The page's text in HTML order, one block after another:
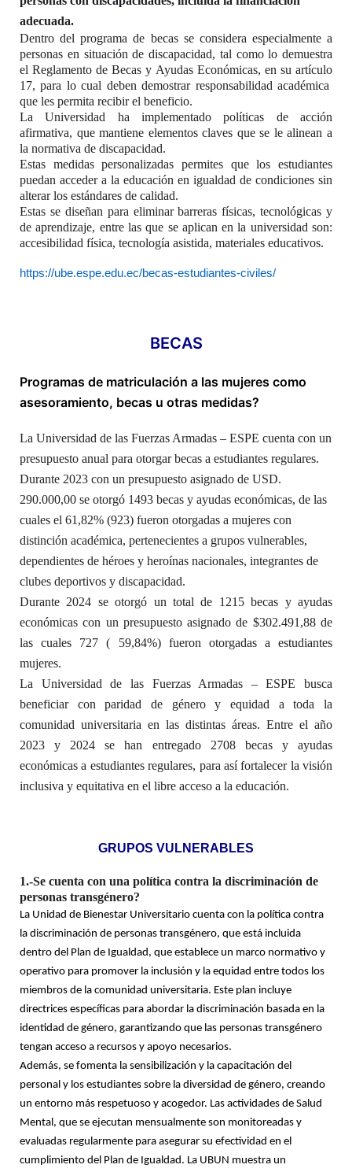
adecuada.
Dentro del programa de becas se considera especialmente a
personas en situación de discapacidad, tal como lo demuestra
el Reglamento de Becas y Ayudas Económicas, en su artículo
17, para lo cual deben demostrar responsabilidad académica
que les permita recibir el beneficio.
La Universidad ha implementado políticas de acción
afirmativa, que mantiene elementos claves que se le alinean a
la normativa de discapacidad.
Estas medidas personalizadas permites que los estudiantes
puedan acceder a la educación en igualdad de condiciones sin
alterar los estándares de calidad.
Estas se diseñan para eliminar barreras físicas, tecnológicas y
de aprendizaje, entre las que se aplican en la universidad son:
accesibilidad física, tecnología asistida, materiales educativos.
https://ube.espe.edu.ec/becas-estudiantes-civiles/
BECAS
Programas de matriculación a las mujeres como
asesoramiento, becas u otras medidas?
La Universidad de las Fuerzas Armadas – ESPE cuenta con un
presupuesto anual para otorgar becas a estudiantes regulares.
Durante 2023 con un presupuesto asignado de USD.
290.000,00 se otorgó 1493 becas y ayudas económicas, de las
cuales el 61,82% (923) fueron otorgadas a mujeres con
distinción académica, pertenecientes a grupos vulnerables,
dependientes de héroes y heroínas nacionales, integrantes de
clubes deportivos y discapacidad.
Durante 2024 se otorgó un total de 1215 becas y ayudas
económicas con un presupuesto asignado de $302.491,88 de
las cuales 727 ( 59,84%) fueron otorgadas a estudiantes
mujeres.
La Universidad de las Fuerzas Armadas – ESPE busca
beneficiar con paridad de género y equidad a toda la
comunidad universitaria en las distintas áreas. Entre el año
2023 y 2024 se han entregado 2708 becas y ayudas
económicas a estudiantes regulares, para así fortalecer la visión
inclusiva y equitativa en el libre acceso a la educación.
GRUPOS VULNERABLES
1.-Se cuenta con una política contra la discriminación de
personas transgénero?
La Unidad de Bienestar Universitario cuenta con la política contra
la discriminación de personas transgénero, que está incluida
dentro del Plan de Igualdad, que establece un marco normativo y
operativo para promover la inclusión y la equidad entre todos los
miembros de la comunidad universitaria. Este plan incluye
directrices específicas para abordar la discriminación basada en la
identidad de género, garantizando que las personas transgénero
tengan acceso a recursos y apoyo necesarios.
Además, se fomenta la sensibilización y la capacitación del
personal y los estudiantes sobre la diversidad de género, creando
un entorno más respetuoso y acogedor. Las actividades de Salud
Mental, que se ejecutan mensualmente son monitoreadas y
evaluadas regularmente para asegurar su efectividad en el
cumplimiento del Plan de Igualdad. La UBUN muestra un